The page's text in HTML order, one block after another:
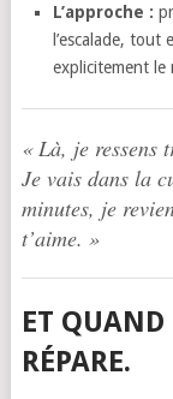
L’approche :
l’escalade,
explicitement le
« Là, je ressens
Je vais dans la
minutes, je
t’aime. »
ET QUAND
RÉPARE.